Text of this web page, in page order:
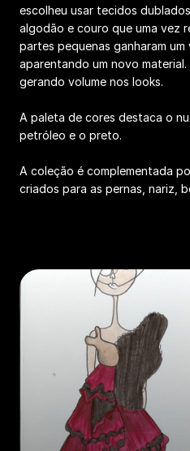
escolheu usar tecidos
algodão e couro que uma vez
partes pequenas ganharam
aparentando um novo
gerando volume nos looks.
A paleta de cores destaca o
petróleo e o preto.
A coleção é complementada
criados para as pernas, nariz,